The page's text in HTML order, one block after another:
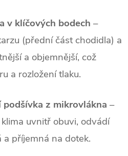
v klíčových bodech –
(přední část chodidla) a
a objemnější, což
a rozložení tlaku.
podšívka z mikrovlákna –
uvnitř obuvi, odvádí
příjemná na dotek.